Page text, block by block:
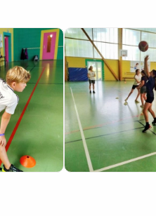
à toutes les écoles
les féliciter pour leur
leur présence précieuse,